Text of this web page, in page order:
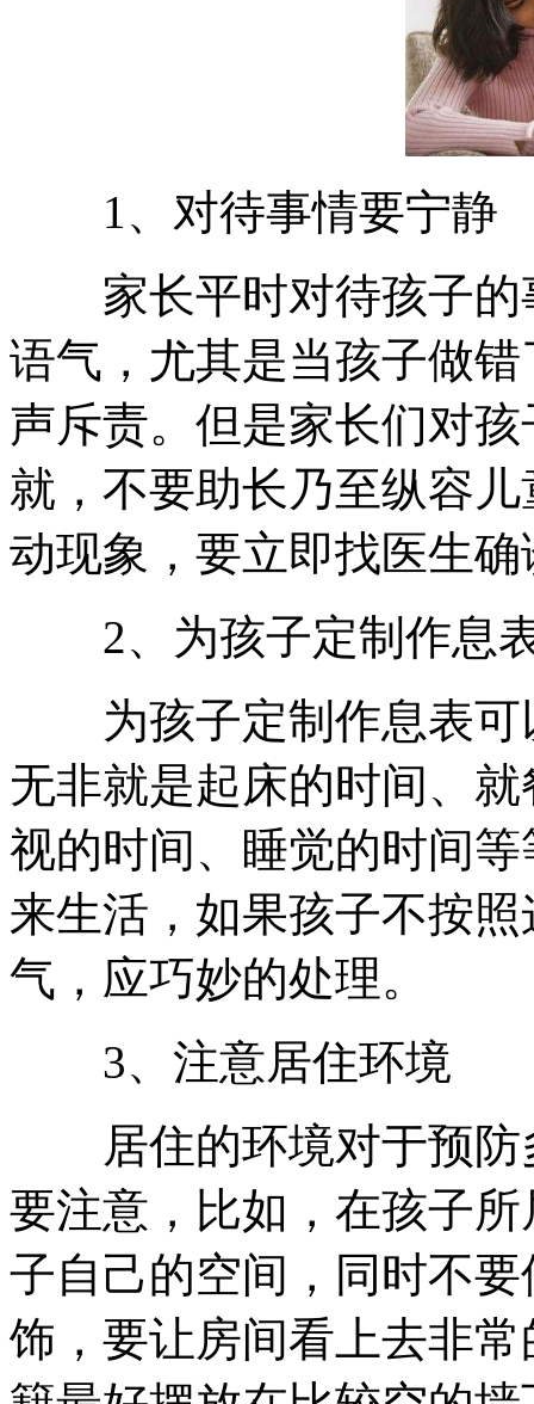
1、对待事情要宁静
家长平时对待孩子的
语气，尤其是当孩子做
声斥责。但是家长们对
就，不要助长乃至纵容
动现象，要立即找医生确
2、为孩子定制作息
为孩子定制作息表可
无非就是起床的时间、
视的时间、睡觉的时间
来生活，如果孩子不按
气，应巧妙的处理。
3、注意居住环境
居住的环境对于预防
要注意，比如，在孩子
子自己的空间，同时不
饰，要让房间看上去非